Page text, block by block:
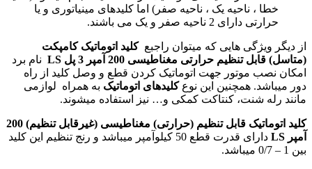
خطا ، ناحیه یک ، ناحیه صفر) اما کلیدهای مینیاتوری و یا
حرارتی دارای 2 ناحیه صفر و یک می
باشند.
از دیگر ویژگی هایی که میتوان راجبعکلید اتوماتیک کامپکت
(متاسل) قابل تنظیم حرارتی مغناطیسی 200 آمپر 3 پل
LS نام برد
امکان نصب موتور جهت اتوماتیک کردن قطع و وصل کلید از راه
دور میباشد. همچنین این نوعکلیدهای اتوماتیک به همراه لوازمی
مانند رله شنت، کنتاکت کمکی و… نیز استفاده میشوند.
کلید اتوماتیک قابل تنظیم (حرارتی) مغناطیسی (غیرقابل تنظیم) 200
آمپر LS
دارای قدرت قطع 50 کیلوآمپر میباشد و رنج تنظیم این کلید
بین 1 – 0/7 میباشد.